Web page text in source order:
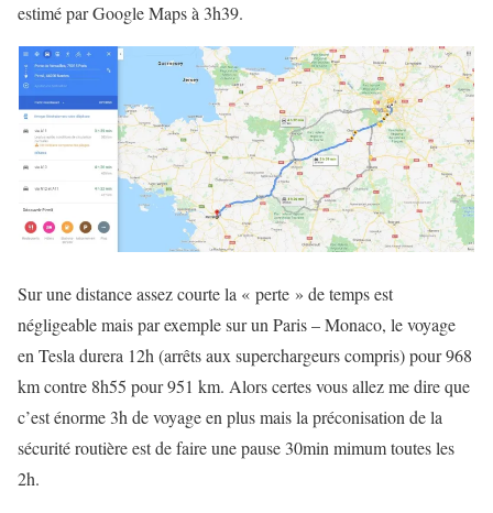
estimé par Google Maps à 3h39.
Sur une distance assez courte la « perte » de temps est
négligeable mais par exemple sur un Paris – Monaco, le voyage
en Tesla durera 12h (arrêts aux superchargeurs compris) pour 968
km contre 8h55 pour 951 km. Alors certes vous allez me dire que
c’est énorme 3h de voyage en plus mais la préconisation de la
sécurité routière est de faire une pause 30min mimum toutes les
2h.